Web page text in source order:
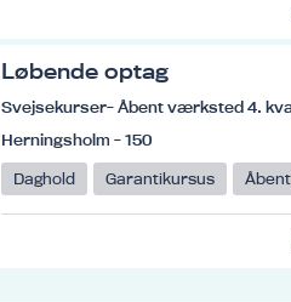
Løbende optag
Svejsekurser- Åbent værksted 4.
Herningsholm - 150
Daghold
Garantikursus